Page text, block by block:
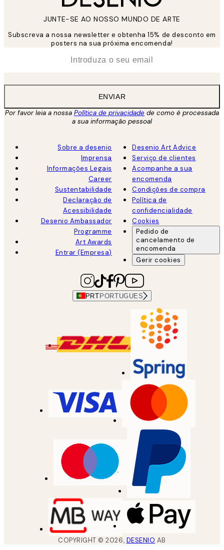
JUNTE-SE AO NOSSO MUNDO DE ARTE
Subscreva a nossa newsletter e obtenha 15% de desconto em
posters na sua próxima encomenda!
ENVIAR
Por favor leia a nossa Política de privacidade de como é processada
a sua informação pessoal
Sobre a desenio
Imprensa
Informações Legais
Career
Sustentabilidade
Declaração de
Acessibilidade
Desenio Ambassador
Programme
Art Awards
Entrar (Empresa)
Desenio Art Advice
Serviço de clientes
Acompanhe a sua
encomenda
Condições de compra
Política de
confidencialidade
Cookies
Pedido de
cancelamento de
encomenda
Gerir cookies
PRTPORTUGUES
COPYRIGHT ©2026, DESENIO AB